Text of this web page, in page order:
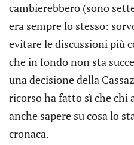
cambierebbero (sono
era sempre lo stesso:
evitare le discussioni più
che in fondo non sta
una decisione della
ricorso ha fatto sì che chi
anche sapere su cosa lo
cronaca.